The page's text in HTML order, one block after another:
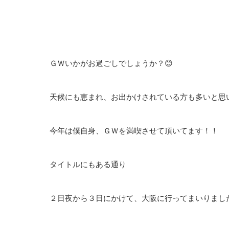
ＧＷいかがお過ごしでしょうか？😊
天候にも恵まれ、お出かけされている方も多いと思
今年は僕自身、ＧＷを満喫させて頂いてます！！
タイトルにもある通り
２日夜から３日にかけて、大阪に行ってまいりまし